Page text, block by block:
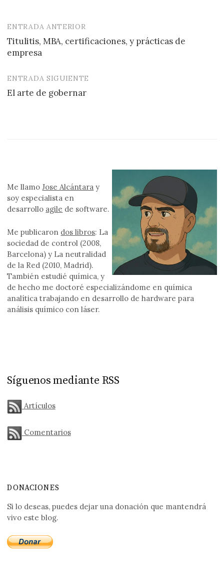
Navegación
de
ENTRADA ANTERIOR
Titulitis, MBA, certificaciones, y prácticas de
empresa
ENTRADA SIGUIENTE
El arte de gobernar
Me llamoJose Alcántara y
soy especialista en
desarrollo agile de software.
Me publicaron dos libros: La
sociedad de control (2008,
Barcelona) y La neutralidad
de la Red (2010, Madrid).
También estudié química, y
de hecho me doctoré especializándome en química
analítica trabajando en desarrollo de hardware para
análisis químico con láser.
Síguenos mediante RSS
Artículos
Comentarios
DONACIONES
Si lo deseas, puedes dejar una donación que mantendrá
vivo este blog.